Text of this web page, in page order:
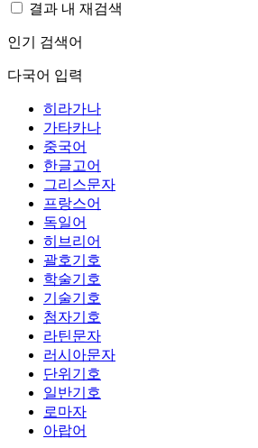
결과 내 재검색
인기 검색어
다국어 입력
히라가나
가타카나
중국어
한글고어
그리스문자
프랑스어
독일어
히브리어
괄호기호
학술기호
기술기호
첨자기호
라틴문자
러시아문자
단위기호
일반기호
로마자
아랍어